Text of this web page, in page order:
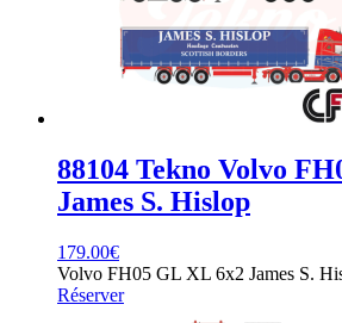
88104 Tekno Volvo
James S. Hislop
179.00€
Volvo FH05 GL XL 6x2 James S.
Réserver